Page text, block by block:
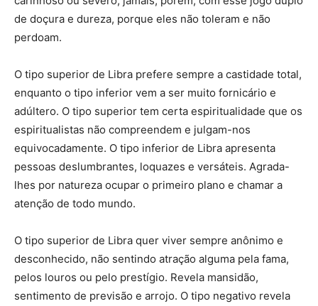
de doçura e dureza, porque eles não toleram e não
perdoam.
O tipo superior de Libra prefere sempre a castidade total,
enquanto o tipo inferior vem a ser muito fornicário e
adúltero. O tipo superior tem certa espiritualidade que os
espiritualistas não compreendem e julgam-nos
equivocadamente. O tipo inferior de Libra apresenta
pessoas deslumbrantes, loquazes e versáteis. Agrada-
lhes por natureza ocupar o primeiro plano e chamar a
atenção de todo mundo.
O tipo superior de Libra quer viver sempre anônimo e
desconhecido, não sentindo atração alguma pela fama,
pelos louros ou pelo prestígio. Revela mansidão,
sentimento de previsão e arrojo. O tipo negativo revela